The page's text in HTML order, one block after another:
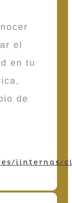
el
en tu
de
iinternas/